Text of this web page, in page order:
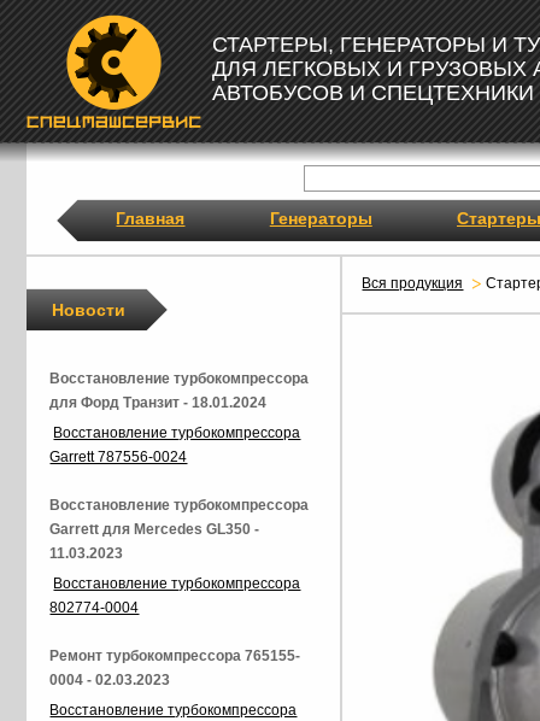
СТАРТЕРЫ, ГЕНЕРАТОРЫ И
ДЛЯ ЛЕГКОВЫХ И ГРУЗОВЫХ
АВТОБУСОВ И СПЕЦТЕХНИКИ
Главная Генераторы Стартеры
Вся продукция
Новости
Восстановление турбокомпрессора
для Форд Транзит - 18.01.2024
Восстановление турбокомпрессора
Garrett 787556-0024
Восстановление турбокомпрессора
Garrett для Mercedes GL350 -
11.03.2023
Восстановление турбокомпрессора
802774-0004
Ремонт турбокомпрессора 765155-
0004 - 02.03.2023
Восстановление турбокомпрессора